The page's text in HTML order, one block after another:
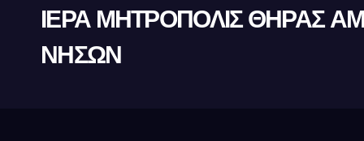
ΙΕΡΑ ΜΗΤΡΟΠΟΛΙΣ ΘΗΡΑΣ
ΝΗΣΩΝ